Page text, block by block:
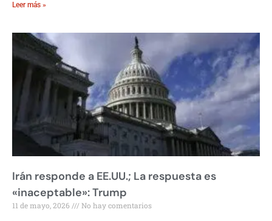
Leer más »
Irán responde a EE.UU.; La respuesta es
«inaceptable»: Trump
11 de mayo, 2026 No hay comentarios